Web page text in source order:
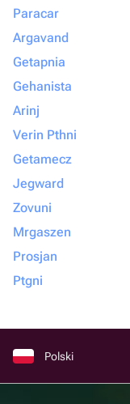
Paracar
Argavand
Getapnia
Gehanista
Arinj
Verin Pthni
Getamecz
Jegward
Zovuni
Mrgaszen
Prosjan
Ptgni
Polski